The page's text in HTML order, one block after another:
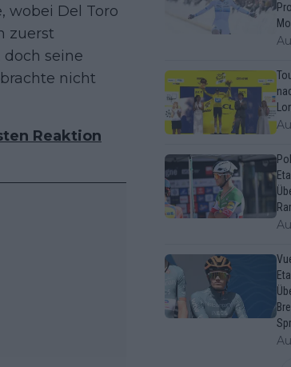
wobei Del Toro
zuerst
seine
nicht
Reaktion